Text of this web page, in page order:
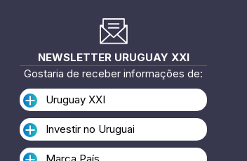
NEWSLETTER URUGUAY XXI
Gostaria de receber informações de:
Uruguay XXI
Investir no Uruguai